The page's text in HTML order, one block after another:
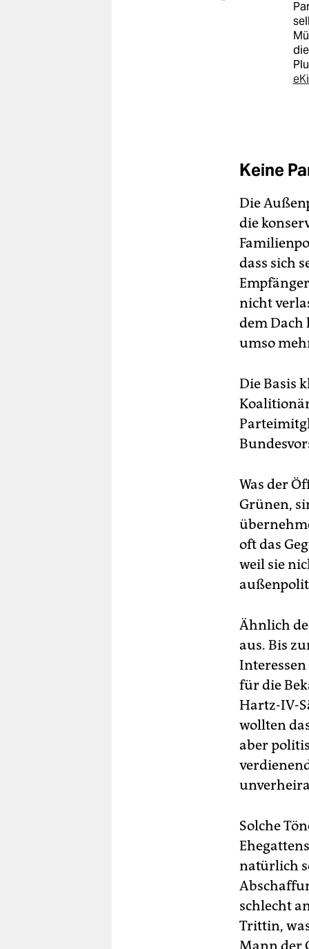
Keine
Die
die
dass sich
nicht
dem Dach
umso
Die Basis
Was der
Grünen,
oft das
weil sie
Ähnlich
aus. Bis
für die
Hartz-IV-
wollten
aber
Solche
natürlich
schlecht
Trittin,
Mann der